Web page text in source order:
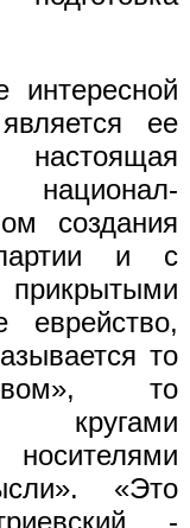
интересной
ее
национал-
создания
и с
прикрытыми
еврейство,
то
то
кругами
«Это
-